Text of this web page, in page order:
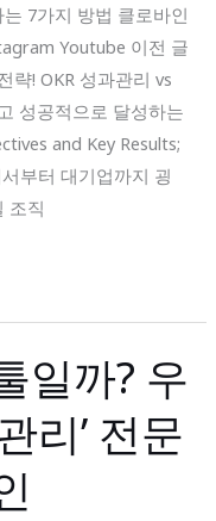
7가지 방법 클로바인
Youtube 이전 글
략! OKR 성과관리 vs
성공적으로 달성하는
and Key Results;
부터 대기업까지 굉
조직
일까? 우
리’ 전문